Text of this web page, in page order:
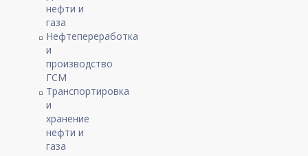
нефти и
газа
Нефтепереработка
и
производство
ГСМ
Транспортировка
и
хранение
нефти и
газа